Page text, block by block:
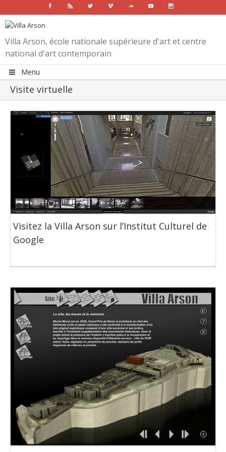
Facebook Rss Twitter Vimeo SoundcloudYoutube
Villa Arson, école nationale supérieure d'art et centre
national d'art contemporain
Menu
Visite virtuelle
Visitez la Villa Arson sur l’Institut Culturel de
Google